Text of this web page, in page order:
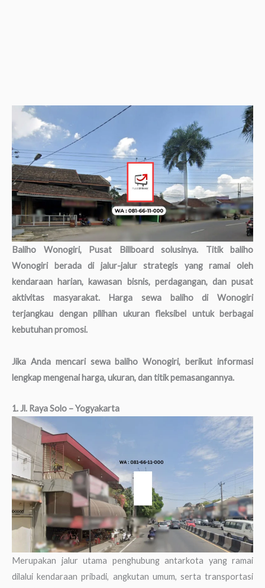
Baliho Wonogiri, Pusat Billboard solusinya. Titik baliho
Wonogiri berada di jalur-jalur strategis yang ramai oleh
kendaraan harian, kawasan bisnis, perdagangan, dan pusat
aktivitas masyarakat. Harga sewa baliho di Wonogiri
terjangkau dengan pilihan ukuran fleksibel untuk berbagai
kebutuhan promosi.
Jika Anda mencari sewa baliho Wonogiri, berikut informasi
lengkap mengenai harga, ukuran, dan titik pemasangannya.
1. Jl. Raya Solo – Yogyakarta
Merupakan jalur utama penghubung antarkota yang ramai
dilalui kendaraan pribadi, angkutan umum, serta transportasi